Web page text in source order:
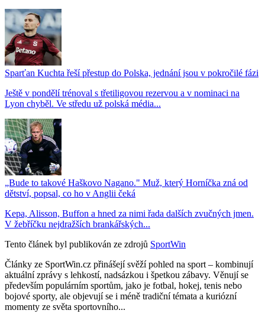
Sparťan Kuchta řeší přestup do Polska, jednání jsou v pokročilé fázi
Ještě v pondělí trénoval s třetiligovou rezervou a v nominaci na
Lyon chyběl. Ve středu už polská média...
„Bude to takové Haškovo Nagano." Muž, který Horníčka zná od
dětství, popsal, co ho v Anglii čeká
Kepa, Alisson, Buffon a hned za nimi řada dalších zvučných jmen.
V žebříčku nejdražších brankářských...
Tento článek byl publikován ze zdrojů SportWin
Články ze SportWin.cz přinášejí svěží pohled na sport – kombinují
aktuální zprávy s lehkostí, nadsázkou i špetkou zábavy. Věnují se
především populárním sportům, jako je fotbal, hokej, tenis nebo
bojové sporty, ale objevují se i méně tradiční témata a kuriózní
momenty ze světa sportovního...